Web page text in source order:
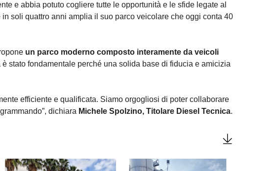
e abbia potuto cogliere tutte le opportunità e le sfide legate al
soli quattro anni amplia il suo parco veicolare che oggi conta 40
un parco moderno composto interamente da veicoli
stato fondamentale perché una solida base di fiducia e amicizia
efficiente e qualificata. Siamo orgogliosi di poter collaborare
dichiara Michele Spolzino, Titolare Diesel Tecnica.